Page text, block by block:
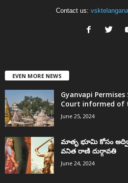
Contact us:
EVEN MORE NEWS
Gyanvapi
Court informed of
June 25, 2024
మాతృ భూమి కోసం
వనిత రాణి దుర్గావతి
June 24, 2024